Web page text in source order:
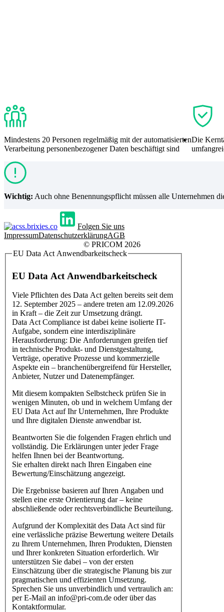
Mindestens 20 Personen regelmäßig mit der automatisierten
Verarbeitung personenbezogener Daten beschäftigt sind
Die
Wichtig: Auch ohne Benennungspflicht müssen alle Unternehmen
Folgen Sie uns
ImpressumDatenschutzerklärungAGB
© PRICOM 2026
EU Data Act Anwendbarkeitscheck
EU Data Act Anwendbarkeitscheck
Viele Pflichten des Data Act gelten bereits seit dem
12. September 2025 – andere treten am 12.09.2026
in Kraft – die Zeit zur Umsetzung drängt.
Data Act Compliance ist dabei keine isolierte IT-
Aufgabe, sondern eine interdisziplinäre
Herausforderung: Die Anforderungen greifen tief
in technische Produkt- und Dienstgestaltung,
Verträge, operative Prozesse und kommerzielle
Aspekte ein – branchenübergreifend für Hersteller,
Anbieter, Nutzer und Datenempfänger.
Mit diesem kompakten Selbstcheck prüfen Sie in
wenigen Minuten, ob und in welchem Umfang der
EU Data Act auf Ihr Unternehmen, Ihre Produkte
und Ihre digitalen Dienste anwendbar ist.
Beantworten Sie die folgenden Fragen ehrlich und
vollständig. Die Erklärungen unter jeder Frage
helfen Ihnen bei der Beantwortung.
Sie erhalten direkt nach Ihren Eingaben eine
Bewertung/Einschätzung angezeigt.
Die Ergebnisse basieren auf Ihren Angaben und
stellen eine erste Orientierung dar – keine
abschließende oder rechtsverbindliche Beurteilung.
Aufgrund der Komplexität des Data Act sind für
eine verlässliche präzise Bewertung weitere Details
zu Ihrem Unternehmen, Ihren Produkten, Diensten
und Ihrer konkreten Situation erforderlich. Wir
unterstützen Sie dabei – von der ersten
Einschätzung über die strategische Planung bis zur
pragmatischen und effizienten Umsetzung.
Sprechen Sie uns unverbindlich und vertraulich an:
per E-Mail an info@pri-com.de oder über das
Kontaktformular.